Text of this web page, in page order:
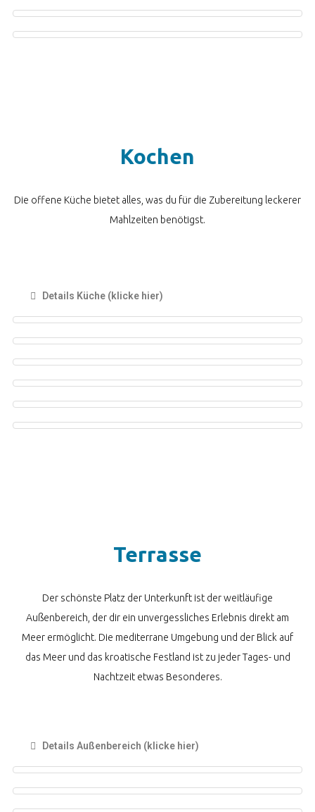
Kochen
Die offene Küche bietet alles, was du für die Zubereitung leckerer
Mahlzeiten benötigst.
Details Küche (klicke hier)
Terrasse
Der schönste Platz der Unterkunft ist der weitläufige
Außenbereich, der dir ein unvergessliches Erlebnis direkt am
Meer ermöglicht. Die mediterrane Umgebung und der Blick auf
das Meer und das kroatische Festland ist zu jeder Tages- und
Nachtzeit etwas Besonderes.
Details Außenbereich (klicke hier)